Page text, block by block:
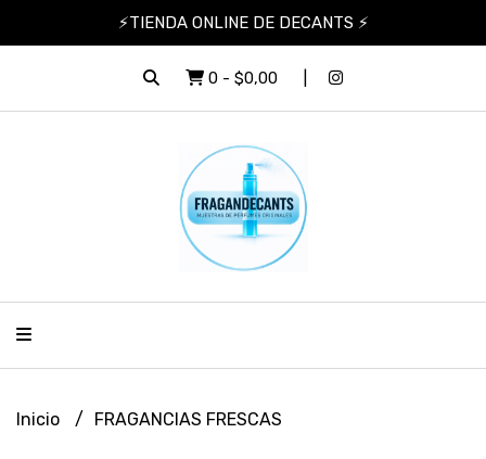
⚡TIENDA ONLINE DE DECANTS ⚡
0 - $0,00
Inicio FRAGANCIAS FRESCAS